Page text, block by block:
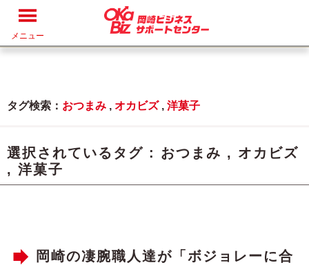
メニュー
タグ検索： おつまみ , オカビズ, 洋菓子
選択されているタグ : おつまみ , オカビズ
, 洋菓子
岡崎の凄腕職人達が「ボジョレーに合